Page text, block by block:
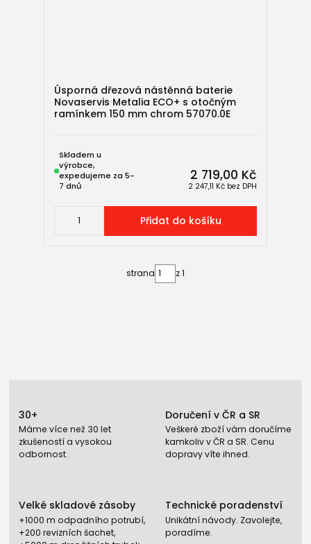
Úsporná dřezová nástěnná baterie
Novaservis Metalia ECO+ s otočným
ramínkem 150 mm chrom 57070.0E
2 719,00 Kč
2 247,11 Kč bez DPH
Skladem u
výrobce,
expedujeme za 5-
7 dnů
Přidat do košíku
strana z 1
30+
Máme více než 30 let
zkušeností a vysokou
odbornost.
Doručení v ČR a SR
Veškeré zboží vám doručíme
kamkoliv v ČR a SR. Cenu
dopravy víte ihned.
Velké skladové zásoby
+1000 m odpadního potrubí,
+200 revizních šachet,
Technické poradenství
Unikátní návody. Zavolejte,
poradíme.